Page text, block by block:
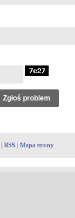
RSS Mapa strony